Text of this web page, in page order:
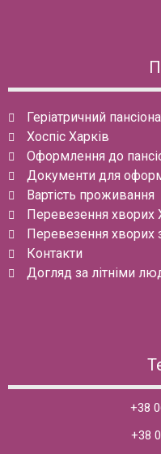
Геріатричний
Хоспіс Харків
Оформлення до
Документи для
Вартість проживання
Перевезення хворих
Перевезення хворих
Контакти
Догляд за літніми
+38
+38